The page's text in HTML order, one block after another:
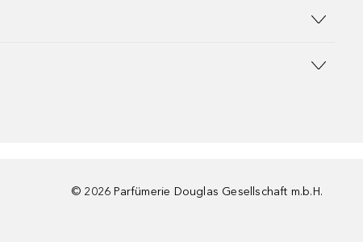
© 2026 Parfümerie Douglas Gesellschaft m.b.H.